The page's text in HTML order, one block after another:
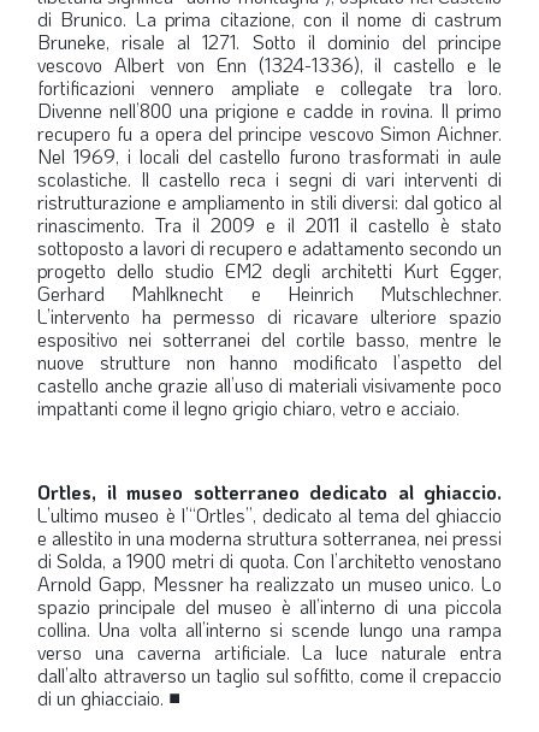
di Brunico. La prima citazione, con il nome di castrum
Bruneke, risale al 1271. Sotto il dominio del principe
vescovo Albert von Enn (1324-1336), il castello e le
fortificazioni vennero ampliate e collegate tra loro.
Divenne nell’800 una prigione e cadde in rovina. Il primo
recupero fu a opera del principe vescovo Simon Aichner.
Nel 1969, i locali del castello furono trasformati in aule
scolastiche. Il castello reca i segni di vari interventi di
ristrutturazione e ampliamento in stili diversi: dal gotico al
rinascimento. Tra il 2009 e il 2011 il castello è stato
sottoposto a lavori di recupero e adattamento secondo un
progetto dello studio EM2 degli architetti Kurt Egger,
Gerhard Mahlknecht e Heinrich Mutschlechner.
L’intervento ha permesso di ricavare ulteriore spazio
espositivo nei sotterranei del cortile basso, mentre le
nuove strutture non hanno modificato l’aspetto del
castello anche grazie all’uso di materiali visivamente poco
impattanti come il legno grigio chiaro, vetro e acciaio.
Ortles, il museo sotterraneo dedicato al ghiaccio.
L’ultimo museo è l’“Ortles”, dedicato al tema del ghiaccio
e allestito in una moderna struttura sotterranea, nei pressi
di Solda, a 1900 metri di quota. Con l’architetto venostano
Arnold Gapp, Messner ha realizzato un museo unico. Lo
spazio principale del museo è all’interno di una piccola
collina. Una volta all’interno si scende lungo una rampa
verso una caverna artificiale. La luce naturale entra
dall’alto attraverso un taglio sul soffitto, come il crepaccio
di un ghiacciaio. ■